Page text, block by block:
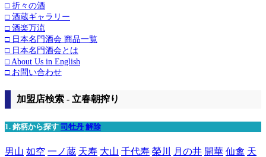
□ 折々の酒
□ 酒蔵ギャラリー
□ 酒楽万流
□ 日本名門酒会 商品一覧
□ 日本名門酒会とは
□ About Us in English
□ お問い合わせ
加盟店検索 - 立春朝搾り
1. 銘柄から探す 司牡丹 解除
男山 如空 一ノ蔵 天寿 大山 千代寿 榮川 月の井 開華 仙禽 天